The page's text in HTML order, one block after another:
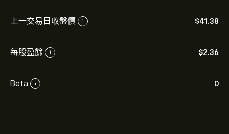
上一交易日收盤價 i ‎$‎41.38
每股盈餘 i ‎$‎2.36
Beta i 0